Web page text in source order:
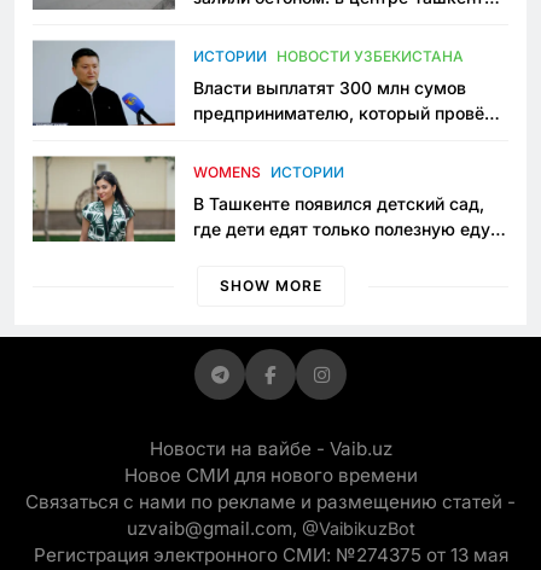
пространство
ИСТОРИИ НОВОСТИ УЗБЕКИСТАНА
Власти выплатят 300 млн сумов
предпринимателю, который провёл
приговору
WOMENS ИСТОРИИ
В Ташкенте появился детский сад,
где дети едят только полезную еду.
просить «кашу без сахара»
SHOW MORE
Новости на вайбе - Vaib.uz
Новое СМИ для нового времени
Связаться с нами по рекламе и размещению статей -
uzvaib@gmail.com, @VaibikuzBot
Регистрация электронного СМИ: №274375 от 13 мая